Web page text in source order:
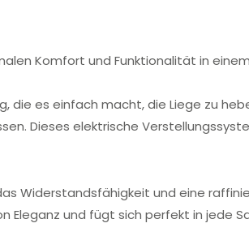
Komfort und Funktionalität in
die es einfach macht, die Liege zu
Dieses elektrische
Widerstandsfähigkeit und eine
Eleganz und fügt sich perfekt in jede